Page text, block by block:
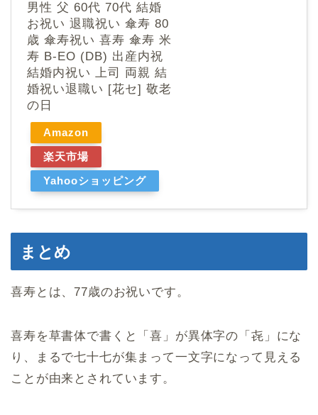
男性 父 60代 70代 結婚
お祝い 退職祝い 傘寿 80
歳 傘寿祝い 喜寿 傘寿 米
寿 B-EO (DB) 出産内祝
結婚内祝い 上司 両親 結
婚祝い退職い [花セ] 敬老
の日
Amazon
楽天市場
Yahooショッピング
まとめ
喜寿とは、77歳のお祝いです。
喜寿を草書体で書くと「喜」が異体字の「㐂」にな
り、まるで七十七が集まって一文字になって見える
ことが由来とされています。